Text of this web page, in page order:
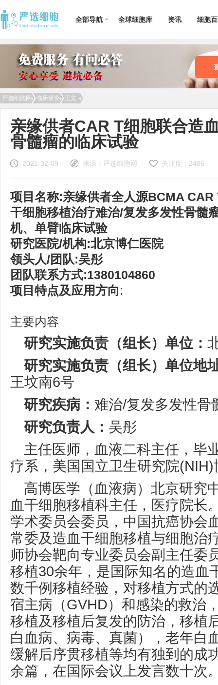
全部导航
名词释义
免疫细胞 间充质干细胞 成体干细胞
外周血干细胞 脐带血干细胞 乳牙干细胞
华通氏胶
造血干细胞
牙髓干细胞
脂肪干细胞
你真的了解
DNA吗？诠释
生命的意义及
DNA的前世今
生
临床研究
1型糖尿病
子
卵巢早衰
小
全球细胞库 资讯 细胞
严选细胞网 临床研究 正文
亲缘供者CAR T细胞联合造
骨髓瘤的临床试验
2021-02-09 来源：严选细胞网 关注度： 2486
项目名称:亲缘供者全人源BCMA
干细胞移植治疗难治/复发多发性骨髓
机、单臂临床试验
研究医院/机构:北京博仁医院
领头人/团队:吴彤
团队联系方式:1380104860
项目特点及应用方向:
主要内容
研究实施负责（组长）单位：
研究实施负责（组长）单位地
王坟南6号
研究疾病： 难治/复发多发性骨
研究负责人： 吴彤
主任医师，血液二科主任，毕
疗系，美国国立卫生研究院(NIH)
高博医学（血液病）北京研究
血干细胞移植科主任，医疗院长
学术委员会委员，中国抗癌协会
常委及造血干细胞移植与细胞治
师协会靶向专业委员会副主任委
移植30余年，是国际知名的造血
数千例移植经验，对移植方式的
宿主病（GVHD）和感染的救治
移植及移植后复发的防治，移植
白血病、病毒、真菌），老年白
缓解后序贯移植等均有独到的成
余篇，在国际会议上发言数十次